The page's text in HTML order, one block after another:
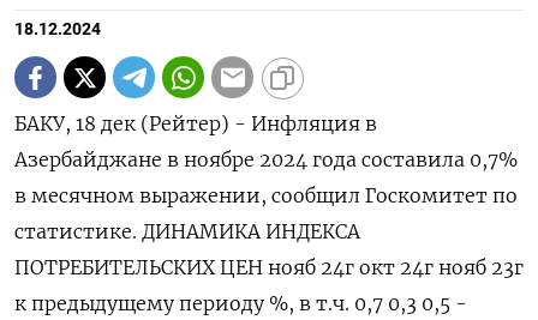
18.12.2024
БАКУ, 18 дек (Рейтер) - Инфляция в
Азербайджане в ноябре 2024 года составила 0,7%
в месячном выражении, сообщил Госкомитет по
статистике. ДИНАМИКА ИНДЕКСА
ПОТРЕБИТЕЛЬСКИХ ЦЕН нояб 24г окт 24г нояб 23г
к предыдущему периоду %, в т.ч. 0,7 0,3 0,5 -